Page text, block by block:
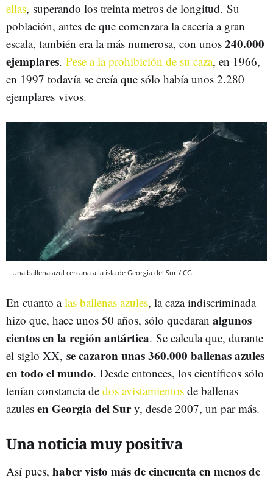
ellas, superando los treinta metros de longitud. Su
población, antes de que comenzara la cacería a gran
escala, también era la más numerosa, con unos 240.000
ejemplares. Pese a la prohibición de su caza, en 1966,
en 1997 todavía se creía que sólo había unos 2.280
ejemplares vivos.
Una ballena azul cercana a la isla de Georgia del Sur / CG
En cuanto alas ballenas azules, la caza indiscriminada
hizo que, hace unos 50 años, sólo quedaran algunos
cientos en la región antártica. Se calcula que, durante
el siglo XX, se cazaron unas 360.000 ballenas azules
en todo el mundo. Desde entonces, los científicos sólo
tenían constancia de dos avistamientos de ballenas
azules en Georgia del Sury, desde 2007, un par más.
Una noticia muy positiva
Así pues, haber visto más de cincuenta en menos de